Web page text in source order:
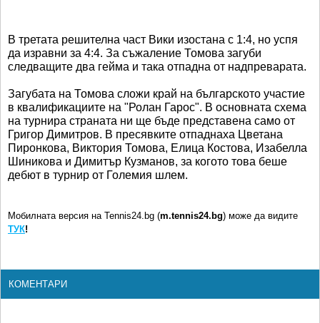
В третата решителна част Вики изостана с 1:4, но успя
да изравни за 4:4. За съжаление Томова загуби
следващите два гейма и така отпадна от надпреварата.
Загубата на Томова сложи край на българското участие
в квалификациите на "Ролан Гарос". В основната схема
на турнира страната ни ще бъде представена само от
Григор Димитров. В пресявките отпаднаха Цветана
Пиронкова, Виктория Томова, Елица Костова, Изабелла
Шиникова и Димитър Кузманов, за когото това беше
дебют в турнир от Големия шлем.
Мобилната версия на Tennis24.bg (m.tennis24.bg) може да видите
ТУК!
КОМЕНТАРИ